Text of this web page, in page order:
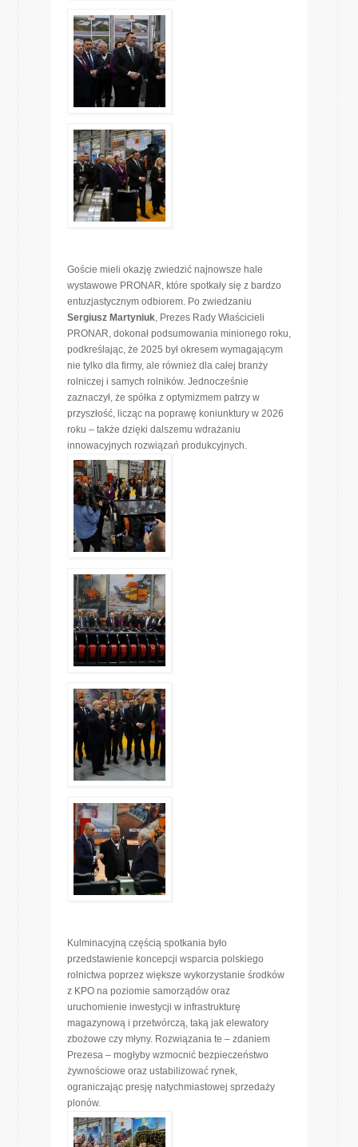
Goście mieli okazję zwiedzić najnowsze hale
wystawowe PRONAR, które spotkały się z bardzo
entuzjastycznym odbiorem. Po zwiedzaniu
Sergiusz Martyniuk, Prezes Rady Właścicieli
PRONAR, dokonał podsumowania minionego roku,
podkreślając, że 2025 był okresem wymagającym
nie tylko dla firmy, ale również dla całej branży
rolniczej i samych rolników. Jednocześnie
zaznaczył, że spółka z optymizmem patrzy w
przyszłość, licząc na poprawę koniunktury w 2026
roku – także dzięki dalszemu wdrażaniu
innowacyjnych rozwiązań produkcyjnych.
Kulminacyjną częścią spotkania było
przedstawienie koncepcji wsparcia polskiego
rolnictwa poprzez większe wykorzystanie środków
z KPO na poziomie samorządów oraz
uruchomienie inwestycji w infrastrukturę
magazynową i przetwórczą, taką jak elewatory
zbożowe czy młyny. Rozwiązania te – zdaniem
Prezesa – mogłyby wzmocnić bezpieczeństwo
żywnościowe oraz ustabilizować rynek,
ograniczając presję natychmiastowej sprzedaży
plonów.